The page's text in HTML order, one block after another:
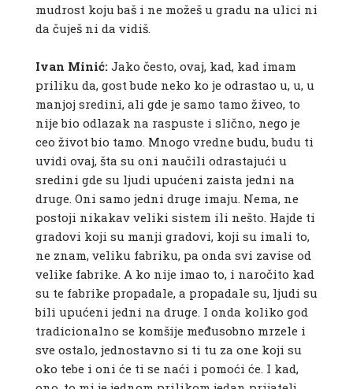
mudrost koju baš i ne možeš u gradu na ulici ni
da čuješ ni da vidiš.
Ivan Minić:Jako često, ovaj, kad, kad imam
priliku da, gost bude neko ko je odrastao u, u, u
manjoj sredini, ali gde je samo tamo živeo, to
nije bio odlazak na raspuste i slično, nego je
ceo život bio tamo. Mnogo vredne budu, budu ti
uvidi ovaj, šta su oni naučili odrastajući u
sredini gde su ljudi upućeni zaista jedni na
druge. Oni samo jedni druge imaju. Nema, ne
postoji nikakav veliki sistem ili nešto. Hajde ti
gradovi koji su manji gradovi, koji su imali to,
ne znam, veliku fabriku, pa onda svi zavise od
velike fabrike. A ko nije imao to, i naročito kad
su te fabrike propadale, a propadale su, ljudi su
bili upućeni jedni na druge. I onda koliko god
tradicionalno se komšije međusobno mrzele i
sve ostalo, jednostavno si ti tu za one koji su
oko tebe i oni će ti se naći i pomoći će. I kad,